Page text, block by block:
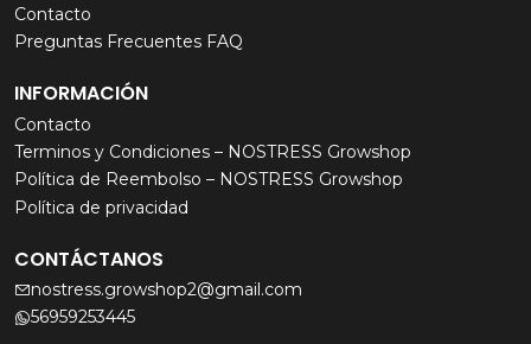
Contacto
Preguntas Frecuentes FAQ
INFORMACIÓN
Contacto
Terminos y Condiciones – NOSTRESS Growshop
Política de Reembolso – NOSTRESS Growshop
Política de privacidad
CONTÁCTANOS
nostress.growshop2@gmail.com
56959253445